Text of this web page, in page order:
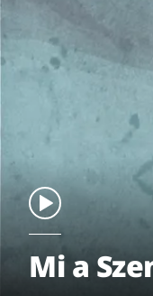
Mi a